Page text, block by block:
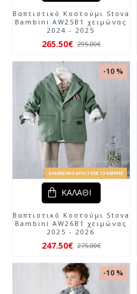
Βαπτιστικό Κοστούμι Stova
Bambini AW25Β1 χειμώνας
2024 - 2025
265.50€ 295.00€
-10 %
ΔΙΑΘΈΣΙΜΟ ΑΠΌ 7 ΈΩΣ 12 ΗΜΈΡΕΣ
Βαπτιστικό Κοστούμι Stova
Bambini AW26Β1 χειμώνας
2025 - 2026
247.50€ 275.00€
ΚΑΛΆΘΙ
-10 %